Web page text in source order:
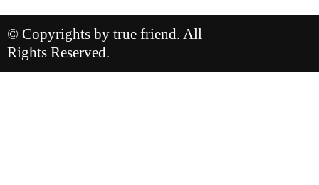
© Copyrights by true friend. All
Rights Reserved.